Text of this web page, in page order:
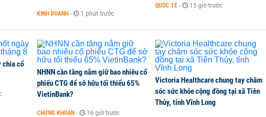
kịch bản phim để thế chấp, vay vốn ngân hàng
KINH DOANH - 1 phút trước
QUỐC TẾ - 15 giờ trước
chia cổ
NHNN cần tăng nắm giữ bao nhiêu cổ
phiếu CTG để sở hữu tối thiểu 65%
VietinBank?
CHỨNG KHOÁN - 16 giờ trước
Victoria Healthcare chung tay chăm
sóc sức khỏe cộng đồng tại xã Tiên
Thủy, tỉnh Vĩnh Long